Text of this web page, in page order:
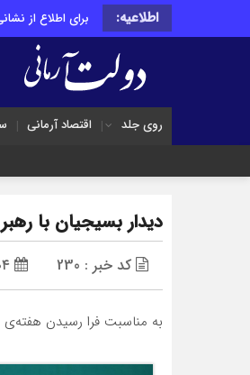
اطلاعیه: برای اطلاع از
روی جلد اقتصاد آرمانی
دیدار بسیجیان با
کد خبر : 230
به مناسبت فرا رسیدن هفته‌ی بسیج، جمعی از